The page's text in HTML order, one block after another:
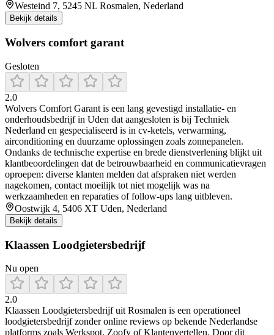
Westeind 7, 5245 NL Rosmalen, Nederland
Bekijk details
Wolvers comfort garant
Gesloten
2.0
Wolvers Comfort Garant is een lang gevestigd installatie- en
onderhoudsbedrijf in Uden dat aangesloten is bij Techniek
Nederland en gespecialiseerd is in cv-ketels, verwarming,
airconditioning en duurzame oplossingen zoals zonnepanelen.
Ondanks de technische expertise en brede dienstverlening blijkt uit
klantbeoordelingen dat de betrouwbaarheid en communicatievragen
oproepen: diverse klanten melden dat afspraken niet werden
nagekomen, contact moeilijk tot niet mogelijk was na
werkzaamheden en reparaties of follow-ups lang uitbleven.
Oostwijk 4, 5406 XT Uden, Nederland
Bekijk details
Klaassen Loodgietersbedrijf
Nu open
2.0
Klaassen Loodgietersbedrijf uit Rosmalen is een operationeel
loodgietersbedrijf zonder online reviews op bekende Nederlandse
platforms zoals Werkspot, Zoofy of Klantenvertellen. Door dit